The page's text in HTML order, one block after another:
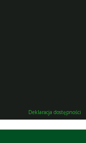
Deklaracja dostępności